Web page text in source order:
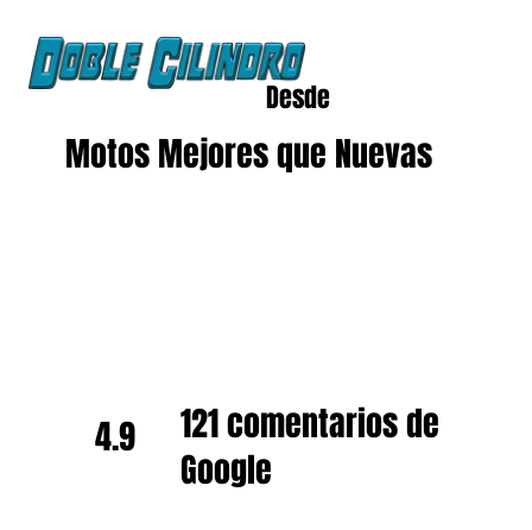
Desde
2020
Motos Mejores que Nuevas
4.9
121 comentarios de
Google